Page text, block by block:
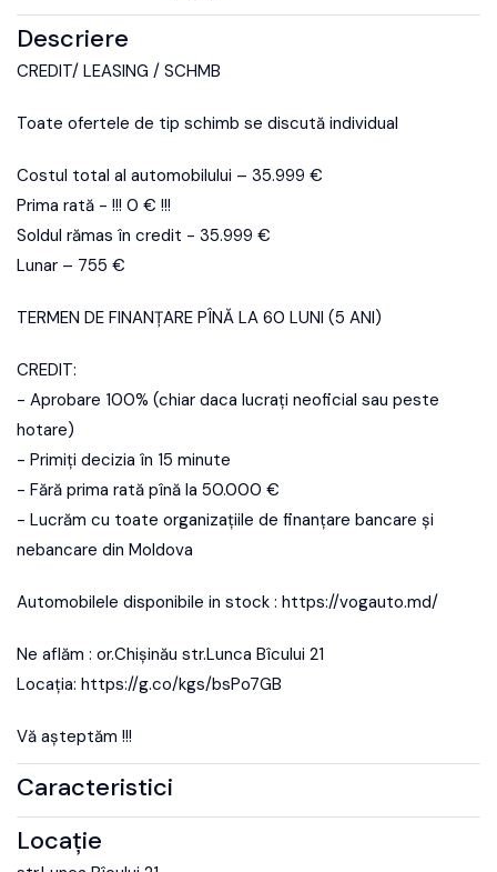
Descriere
CREDIT/ LEASING / SCHMB
Toate ofertele de tip schimb se discută individual
Costul total al automobilului – 35.999 €
Prima rată - !!! 0 € !!!
Soldul rămas în credit - 35.999 €
Lunar – 755 €
TERMEN DE FINANȚARE PÎNĂ LA 60 LUNI (5 ANI)
CREDIT:
- Aprobare 100% (chiar daca lucrați neoficial sau peste
hotare)
- Primiți decizia în 15 minute
- Fără prima rată pînă la 50.000 €
- Lucrăm cu toate organizațiile de finanțare bancare și
nebancare din Moldova
Automobilele disponibile in stock : https://vogauto.md/
Ne aflăm : or.Chișinău str.Lunca Bîcului 21
Locația: https://g.co/kgs/bsPo7GB
Vă așteptăm !!!
Caracteristici
Locație